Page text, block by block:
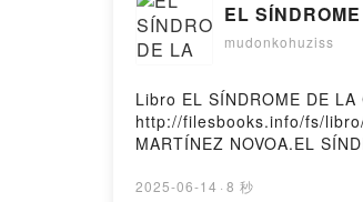
EL
mudonkohuziss
Libro EL SÍNDROME DE
http://filesbooks.info/fs/
MARTÍNEZ NOVOA.EL
NOVOA Audiolibro, EL
2025-06-14 · 8 秒